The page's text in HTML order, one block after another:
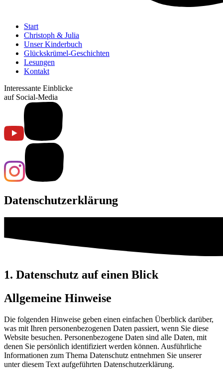
Start
Christoph & Julia
Unser Kinderbuch
Glückskrümel-Geschichten
Lesungen
Kontakt
Interessante Einblicke
auf Social-Media
Datenschutzerklärung
1. Datenschutz auf einen Blick
Allgemeine Hinweise
Die folgenden Hinweise geben einen einfachen Überblick darüber,
was mit Ihren personenbezogenen Daten passiert, wenn Sie diese
Website besuchen. Personenbezogene Daten sind alle Daten, mit
denen Sie persönlich identifiziert werden können. Ausführliche
Informationen zum Thema Datenschutz entnehmen Sie unserer
unter diesem Text aufgeführten Datenschutzerklärung.